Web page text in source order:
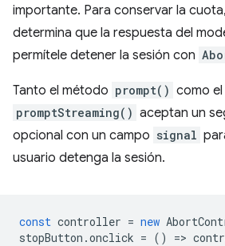
importante. Para conservar la
determina que la respuesta del
permítele detener la sesión con
Tanto el método prompt() como el
promptStreaming() aceptan un
opcional con un campo signal
usuario detenga la sesión.
const controller = new
stopButton .onclick = () =>